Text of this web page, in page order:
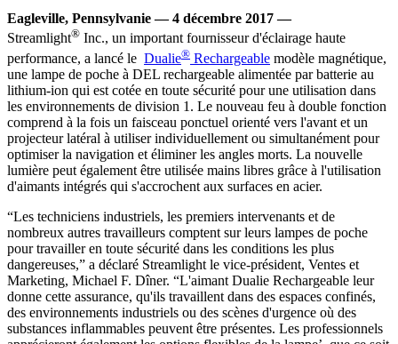
Eagleville, Pennsylvanie — 4 décembre 2017 —
Streamlight® Inc., un important fournisseur d'éclairage haute
performance, a lancé le Dualie® Rechargeable modèle magnétique,
une lampe de poche à DEL rechargeable alimentée par batterie au
lithium-ion qui est cotée en toute sécurité pour une utilisation dans
les environnements de division 1. Le nouveau feu à double fonction
comprend à la fois un faisceau ponctuel orienté vers l'avant et un
projecteur latéral à utiliser individuellement ou simultanément pour
optimiser la navigation et éliminer les angles morts. La nouvelle
lumière peut également être utilisée mains libres grâce à l'utilisation
d'aimants intégrés qui s'accrochent aux surfaces en acier.
“Les techniciens industriels, les premiers intervenants et de
nombreux autres travailleurs comptent sur leurs lampes de poche
pour travailler en toute sécurité dans les conditions les plus
dangereuses,” a déclaré Streamlight le vice-président, Ventes et
Marketing, Michael F. Dîner. “L'aimant Dualie Rechargeable leur
donne cette assurance, qu'ils travaillent dans des espaces confinés,
des environnements industriels ou des scènes d'urgence où des
substances inflammables peuvent être présentes. Les professionnels